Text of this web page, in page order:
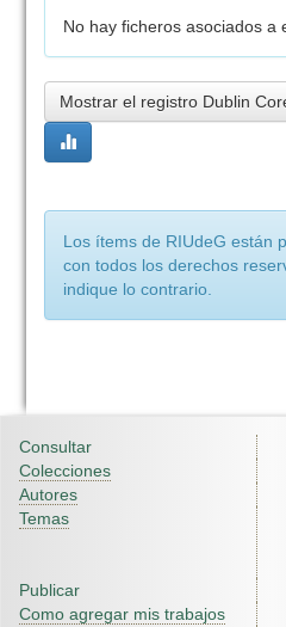
No hay ficheros asociados a
Mostrar el registro Dublin
Los ítems de RIUdeG están
con todos los derechos
indique lo contrario.
Consultar
Colecciones
Autores
Temas
Publicar
Como agregar mis trabajos